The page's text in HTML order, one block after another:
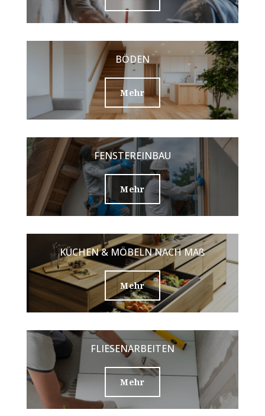
BÖDEN
Mehr
FENSTEREINBAU
Mehr
KÜCHEN & MÖBELN NACH MAß
Mehr
FLIESENARBEITEN
Mehr